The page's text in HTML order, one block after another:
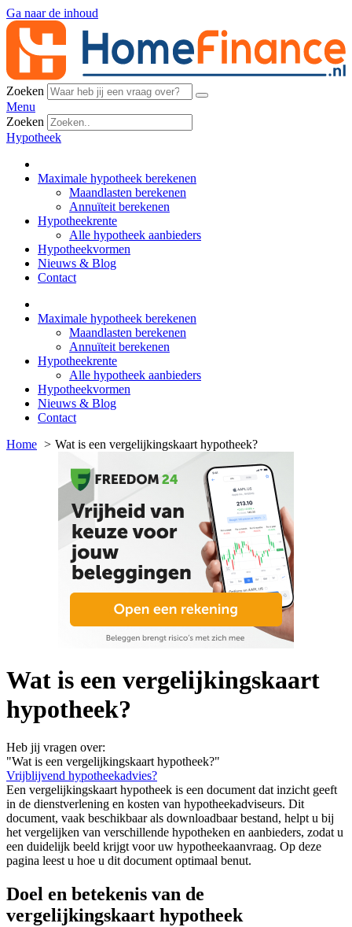
Ga naar de inhoud
Zoeken
Menu
Zoeken
Hypotheek
Maximale hypotheek berekenen
Maandlasten berekenen
Annuïteit berekenen
Hypotheekrente
Alle hypotheek aanbieders
Hypotheekvormen
Nieuws & Blog
Contact
Maximale hypotheek berekenen
Maandlasten berekenen
Annuïteit berekenen
Hypotheekrente
Alle hypotheek aanbieders
Hypotheekvormen
Nieuws & Blog
Contact
Home
Wat is een vergelijkingskaart hypotheek?
Wat is een vergelijkingskaart
hypotheek?
Heb jij vragen over:
"Wat is een vergelijkingskaart hypotheek?"
Vrijblijvend hypotheekadvies?
Een vergelijkingskaart hypotheek is een document dat inzicht geeft
in de dienstverlening en kosten van hypotheekadviseurs. Dit
document, vaak beschikbaar als downloadbaar bestand, helpt u bij
het vergelijken van verschillende hypotheken en aanbieders, zodat u
een duidelijk beeld krijgt voor uw hypotheekaanvraag. Op deze
pagina leest u hoe u dit document optimaal benut.
Doel en betekenis van de
vergelijkingskaart hypotheek